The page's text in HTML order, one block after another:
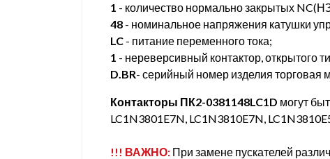
1 - количество нормально закрытых
48 - номинальное напряжения катушки
LC - питание переменного тока;
1 - нереверсивный контактор, открытого
D.BR- серийный номер изделия торговая
Контакторы ПК2-0381148LC1D могут
LC1N3801E7N, LC1N3810E7N,
!!! ВАЖНО: При замене пускателей